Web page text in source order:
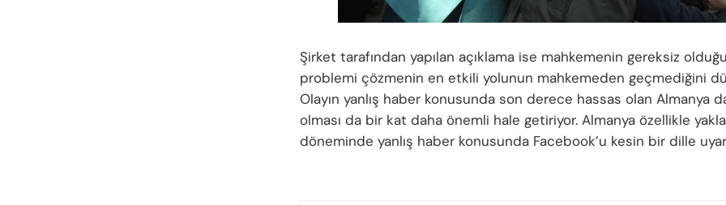
Şirket tarafından yapılan açıklama ise mahkemenin gereksiz
problemi çözmenin en etkili yolunun mahkemeden geçmediğini
Olayın yanlış haber konusunda son derece hassas olan Almanya
olması da bir kat daha önemli hale getiriyor. Almanya özellikle
döneminde yanlış haber konusunda Facebook’u kesin bir dille